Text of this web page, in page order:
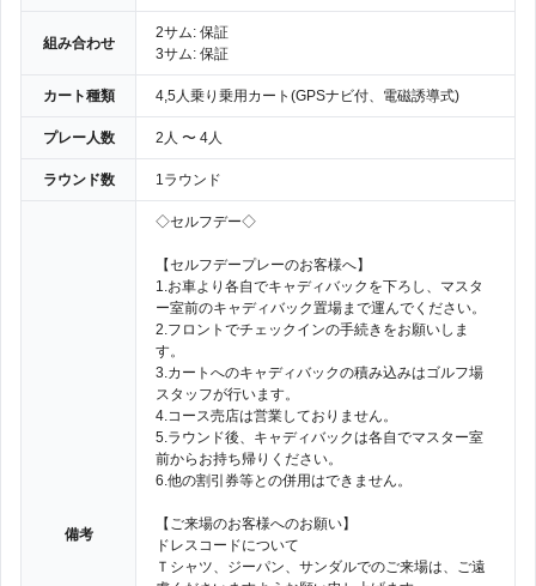
組み合わせ
2サム: 保証
3サム: 保証
カート種類 4,5人乗り乗用カート(GPSナビ付、電磁誘導式)
プレー人数 2人 〜 4人
ラウンド数 1ラウンド
備考
◇セルフデー◇
【セルフデープレーのお客様へ】
1.お車より各自でキャディバックを下ろし、マスタ
ー室前のキャディバック置場まで運んでください。
2.フロントでチェックインの手続きをお願いしま
す。
3.カートへのキャディバックの積み込みはゴルフ場
スタッフが行います。
4.コース売店は営業しておりません。
5.ラウンド後、キャディバックは各自でマスター室
前からお持ち帰りください。
6.他の割引券等との併用はできません。
【ご来場のお客様へのお願い】
ドレスコードについて
Ｔシャツ、ジーパン、サンダルでのご来場は、ご遠